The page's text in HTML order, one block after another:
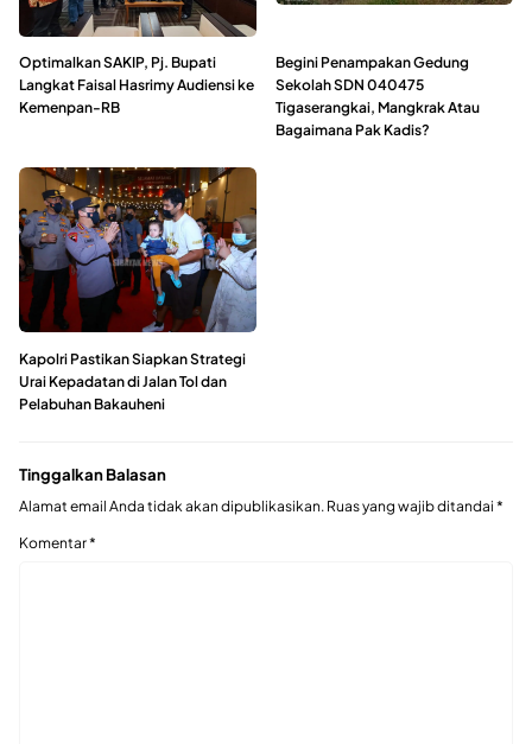
Optimalkan SAKIP, Pj. Bupati
Langkat Faisal Hasrimy Audiensi ke
Kemenpan-RB
Begini Penampakan Gedung
Sekolah SDN 040475
Tigaserangkai, Mangkrak Atau
Bagaimana Pak Kadis?
Kapolri Pastikan Siapkan Strategi
Urai Kepadatan di Jalan Tol dan
Pelabuhan Bakauheni
Tinggalkan Balasan
Alamat email Anda tidak akan dipublikasikan. Ruas yang wajib ditandai *
Komentar*